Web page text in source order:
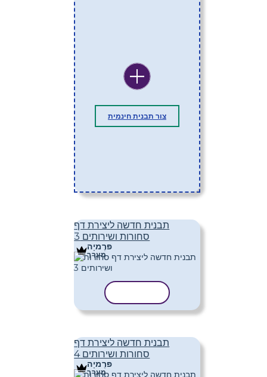
צור תבנית חינמית
תבנית חדשה ליצירת דף
סחורות ושירותים 3
פּרֶמיָה
מַעֲרָך
תבנית חדשה ליצירת דף
סחורות ושירותים 4
פּרֶמיָה
מַעֲרָך